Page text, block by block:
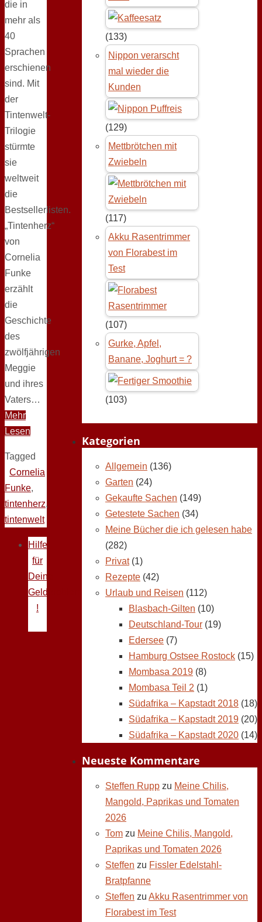
die in
mehr als
40
Sprachen
erschienen
sind. Mit
der
Tintenwelt-
Trilogie
stürmte
sie
weltweit
die
Bestsellerlisten.
„Tintenherz“
von
Cornelia
Funke
erzählt
die
Geschichte
des
zwölfjährigen
Meggie
und ihres
Vaters…
Mehr
Lesen
Tagged
Cornelia
Funke,
tintenherz,
tintenwelt
Hilfe
für
Deine
Geldprobleme
!
(133)
Nippon verarscht
mal wieder die
Kunden
(129)
Mettbrötchen mit
Zwiebeln
(117)
Akku Rasentrimmer
von Florabest im
Test
(107)
Gurke, Apfel,
Banane, Joghurt = ?
(103)
Kategorien
Allgemein (136)
Garten (24)
Gekaufte Sachen (149)
Getestete Sachen (34)
Meine Bücher die ich gelesen habe
(282)
Privat(1)
Rezepte (42)
Urlaub und Reisen (112)
Blasbach-Gilten (10)
Deutschland-Tour (19)
Edersee (7)
Hamburg Ostsee Rostock (15)
Mombasa 2019 (8)
Mombasa Teil 2 (1)
Südafrika – Kapstadt 2018 (18)
Südafrika – Kapstadt 2019 (20)
Südafrika – Kapstadt 2020 (14)
Neueste Kommentare
Steffen Rupp zu Meine Chilis,
Mangold, Paprikas und Tomaten
2026
Tom zu Meine Chilis, Mangold,
Paprikas und Tomaten 2026
Steffen zu Fissler Edelstahl-
Bratpfanne
Steffen zu Akku Rasentrimmer von
Florabest im Test